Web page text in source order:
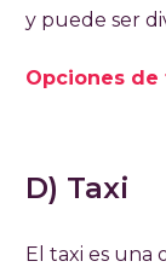
y puede ser
Opciones de
D) Taxi
El taxi es una